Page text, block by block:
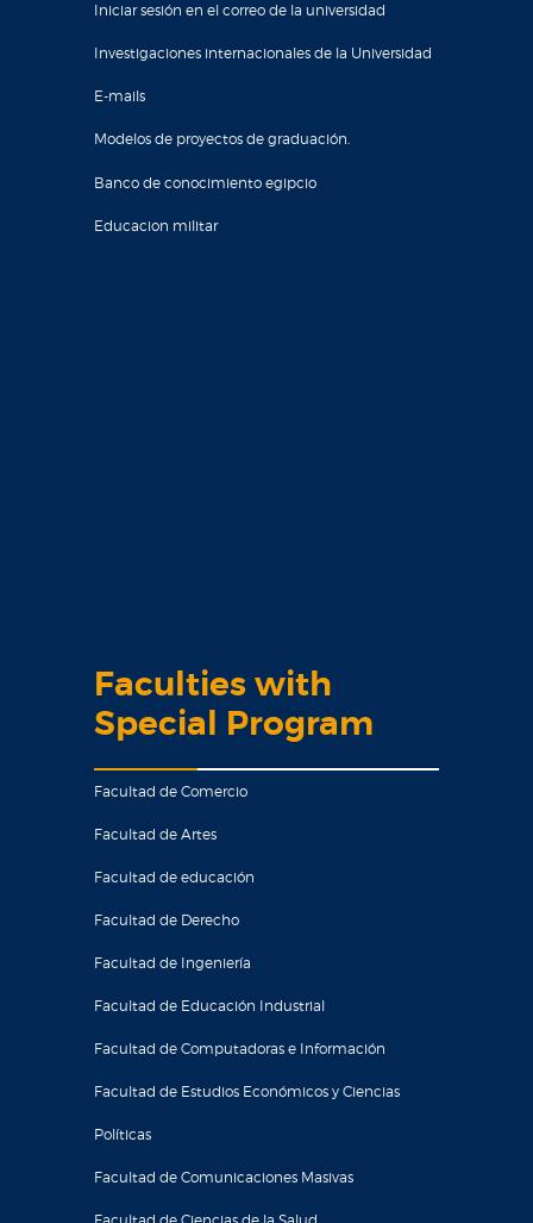
Iniciar sesión en el correo de la universidad
Investigaciones internacionales de la Universidad
E-mails
Modelos de proyectos de graduación.
Banco de conocimiento egipcio
Educacion militar
Faculties with
Special Program
Facultad de Comercio
Facultad de Artes
Facultad de educación
Facultad de Derecho
Facultad de Ingeniería
Facultad de Educación Industrial
Facultad de Computadoras e Información
Facultad de Estudios Económicos y Ciencias
Políticas
Facultad de Comunicaciones Masivas